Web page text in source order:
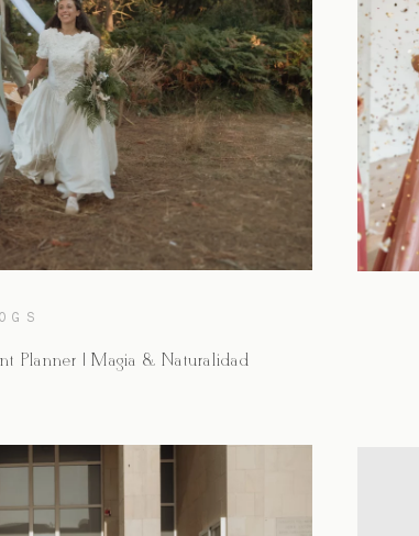
Planner | Magia & Naturalidad